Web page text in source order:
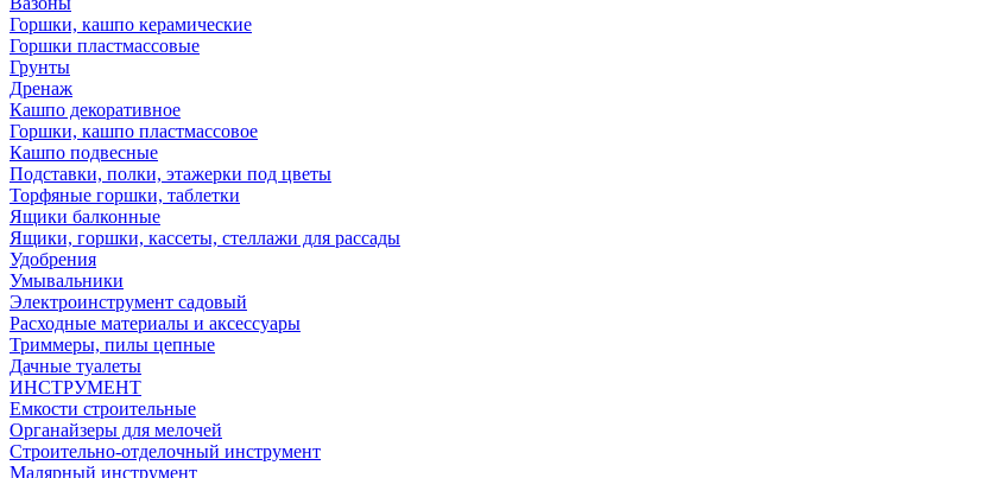
Горшки, кашпо керамические
Горшки пластмассовые
Грунты
Дренаж
Кашпо декоративное
Горшки, кашпо пластмассовое
Кашпо подвесные
Подставки, полки, этажерки под цветы
Торфяные горшки, таблетки
Ящики балконные
Ящики, горшки, кассеты, стеллажи для рассады
Удобрения
Умывальники
Электроинструмент садовый
Расходные материалы и аксессуары
Триммеры, пилы цепные
Дачные туалеты
ИНСТРУМЕНТ
Емкости строительные
Органайзеры для мелочей
Строительно-отделочный инструмент
Малярный инструмент